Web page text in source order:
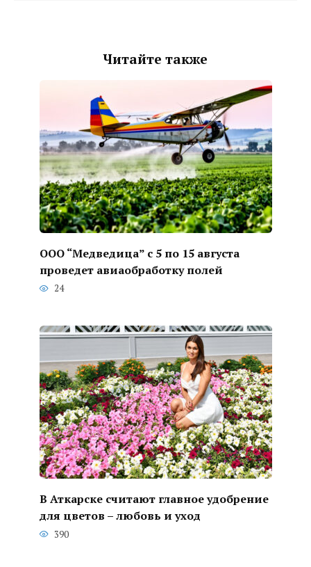
Читайте также
ООО “Медведица” с 5 по 15 августа
проведет авиаобработку полей
24
В Аткарске считают главное удобрение
для цветов – любовь и уход
390